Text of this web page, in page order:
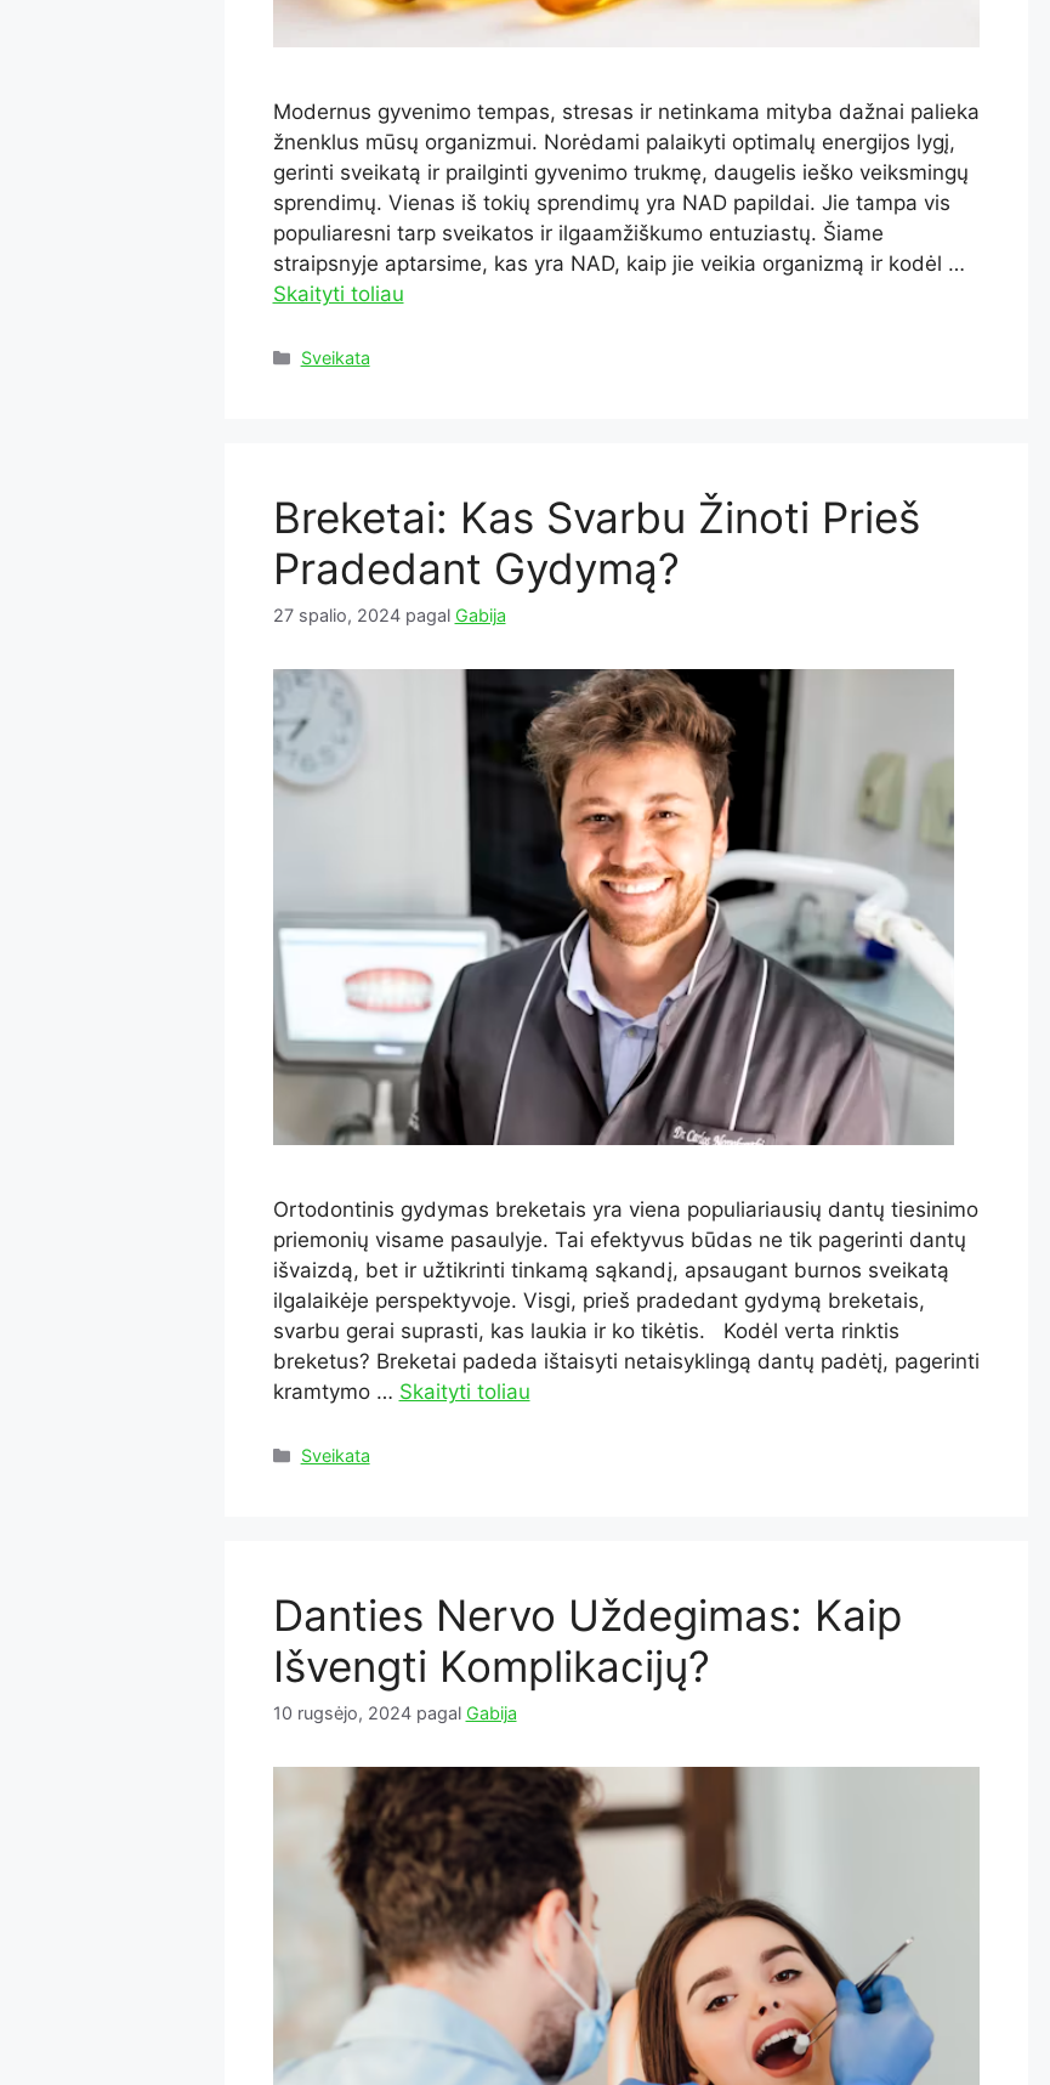
Modernus gyvenimo tempas, stresas ir netinkama mityba dažnai palieka
žnenklus mūsų organizmui. Norėdami palaikyti optimalų energijos lygį,
gerinti sveikatą ir prailginti gyvenimo trukmę, daugelis ieško veiksmingų
sprendimų. Vienas iš tokių sprendimų yra NAD papildai. Jie tampa vis
populiaresni tarp sveikatos ir ilgaamžiškumo entuziastų. Šiame
straipsnyje aptarsime, kas yra NAD, kaip jie veikia organizmą ir kodėl …
Skaityti toliau
Kategorijos
Sveikata
Breketai: Kas Svarbu Žinoti Prieš
Pradedant Gydymą?
27 spalio, 2024 pagal Gabija
Ortodontinis gydymas breketais yra viena populiariausių dantų tiesinimo
priemonių visame pasaulyje. Tai efektyvus būdas ne tik pagerinti dantų
išvaizdą, bet ir užtikrinti tinkamą sąkandį, apsaugant burnos sveikatą
ilgalaikėje perspektyvoje. Visgi, prieš pradedant gydymą breketais,
svarbu gerai suprasti, kas laukia ir ko tikėtis. Kodėl verta rinktis
breketus? Breketai padeda ištaisyti netaisyklingą dantų padėtį, pagerinti
kramtymo … Skaityti toliau
Kategorijos
Sveikata
Danties Nervo Uždegimas: Kaip
Išvengti Komplikacijų?
10 rugsėjo, 2024 pagal Gabija